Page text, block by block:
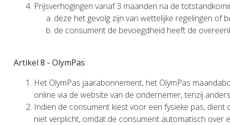
Prijsverhogingen vanaf 3 maanden na de
deze het gevolg zijn van wettelijke regelingen of
de consument de bevoegdheid heeft de
Artikel 8 - OlymPas
Het OlymPas jaarabonnement, het OlymPas
online via de website van de ondernemer, tenzij
Indien de consument kiest voor een fysieke pas,
niet verplicht, omdat de consument automatisch over